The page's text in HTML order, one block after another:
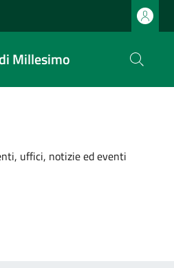
Millesimo
uffici, notizie ed eventi